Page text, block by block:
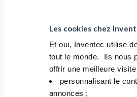
Les cookies chez
Et oui, Inventec utilise
tout le monde. ​ Ils nous
offrir une meilleure
personnalisant le
annonces ;​
不含 GWP 和 PFAS
3M Novec 71DE,
72DE, Novec 73DE
Novec 8200 替代品